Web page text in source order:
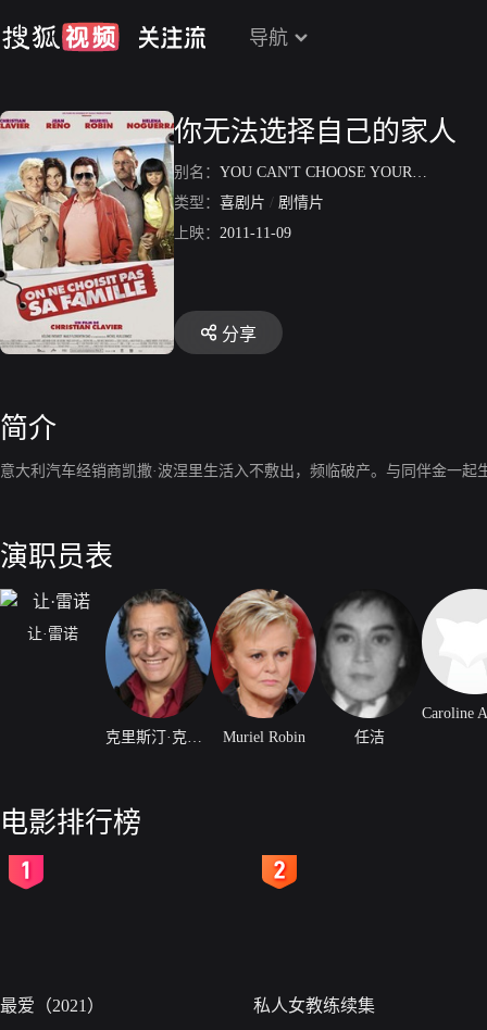
导航
你无法选择自己的家人
别名： YOU CAN'T CHOOSE YOUR FAMILY
类型： 喜剧片 / 剧情片
上映： 2011-11-09
分享
简介
意大利汽车经销商凯撒·波涅里生活入不敷出，频临破产。与同伴金一
演职员表
让·雷诺
Muriel Robin 任洁
电影排行榜
最爱（2021） 私人女教练续集